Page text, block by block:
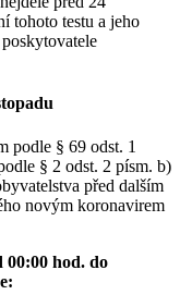
tohoto testu a jeho
podle § 69 odst. 1
§ 2 odst. 2 písm. b)
před dalším
novým koronavirem
00:00 hod. do